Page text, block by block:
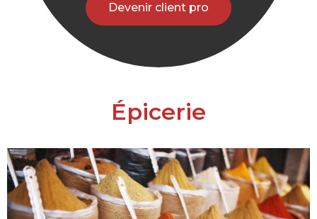
Devenir client pro
Épicerie